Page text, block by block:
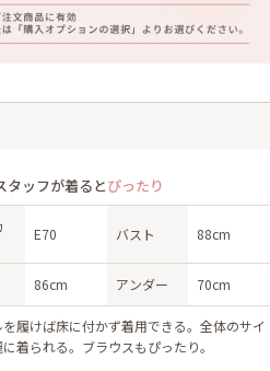
タッフが着るとぴったり
E70 バスト 88cm
86cm アンダー 70cm
履けば床に付かず着用できる。全体のサイ
着られる。ブラウスもぴったり。